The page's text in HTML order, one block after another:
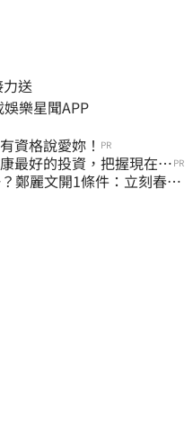
送
即刻下載娛樂星聞APP
資格說愛妳！ PR
最好的投資，把握現在不 PR
鄭麗文開1條件：立刻春暖